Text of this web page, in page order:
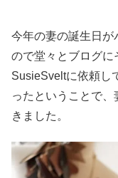
今年の妻の誕生日が
ので堂々とブログに
SusieSveltに依頼し
ったということで
きました。